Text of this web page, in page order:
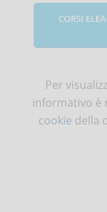
CORSI
Per
informativo è
cookie della